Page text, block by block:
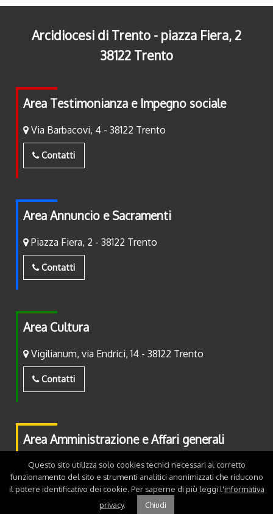
Arcidiocesi di Trento - piazza Fiera, 2
38122 Trento
Area Testimonianza e Impegno sociale
Via Barbacovi, 4 - 38122 Trento
Contatti
Area Annuncio e Sacramenti
Piazza Fiera, 2 - 38122 Trento
Contatti
Area Cultura
Vigilianum, via Endrici, 14 - 38122 Trento
Contatti
Area Amministrazione e Affari generali
Piazza Fiera, 2 - 38122 Trento
Contatti
Questo sito utilizza solo cookies tecnici necessari al corretto
funzionamento del sito e strumenti analitici anonimizzati che riducono
il potere identificativo dei cookie. Per saperne di più leggi l'informativa
privacy. Chiudi